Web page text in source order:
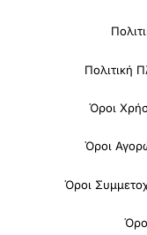
Πολιτική
Όροι
Όροι
Όροι